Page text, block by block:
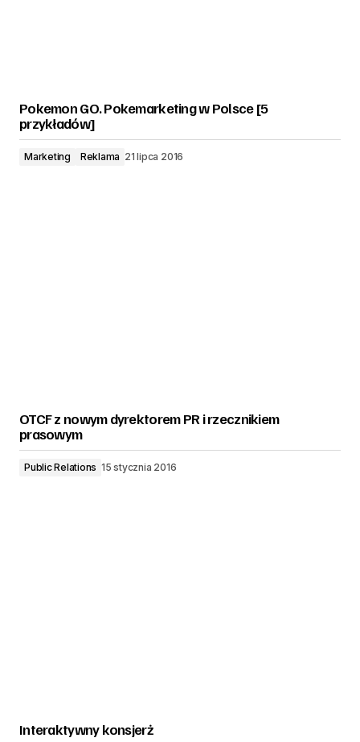
Pokemon GO. Pokemarketing w Polsce [5
przykładów]
Marketing Reklama 21 lipca 2016
OTCF z nowym dyrektorem PR i rzecznikiem
prasowym
Public Relations 15 stycznia 2016
Interaktywny konsjerż